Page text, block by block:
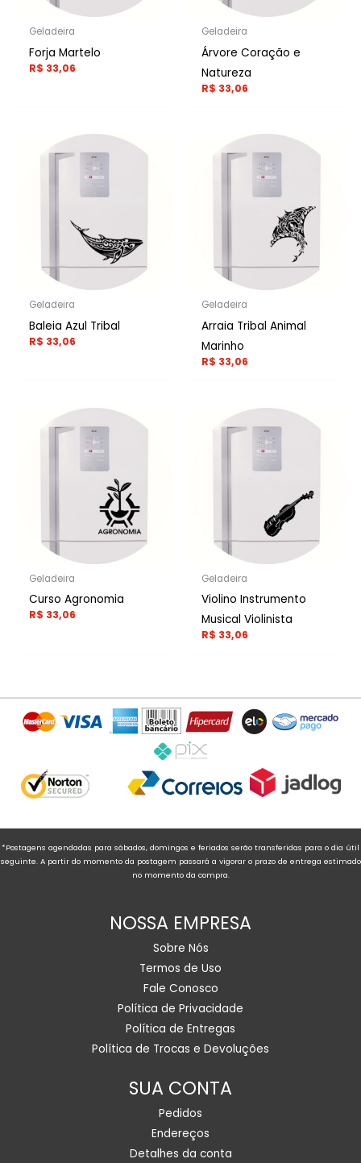
Geladeira
Forja Martelo
R$ 33,06
Geladeira
Árvore Coração e
Natureza
R$ 33,06
Geladeira
Baleia Azul Tribal
R$ 33,06
Geladeira
Arraia Tribal Animal
Marinho
R$ 33,06
Geladeira
Curso Agronomia
R$ 33,06
Geladeira
Violino Instrumento
Musical Violinista
R$ 33,06
*Postagens agendadas para sábados, domingos e feriados serão transferidas para o dia útil
seguinte. A partir do momento da postagem passará a vigorar o prazo de entrega estimado
no momento da compra.
NOSSA EMPRESA
Sobre Nós
Termos de Uso
Fale Conosco
Política de Privacidade
Política de Entregas
Política de Trocas e Devoluções
SUA CONTA
Pedidos
Endereços
Detalhes da conta